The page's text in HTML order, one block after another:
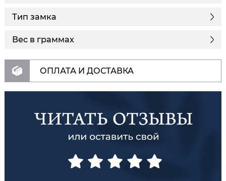
Тип замка
Вес в граммах
ОПЛАТА И ДОСТАВКА